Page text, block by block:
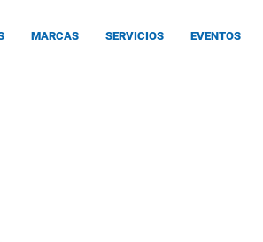
MARCAS SERVICIOS EVENTOS